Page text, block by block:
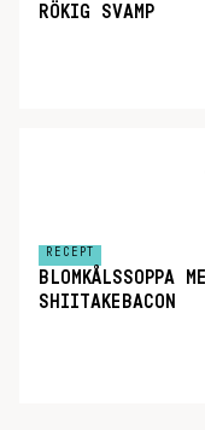
RÖKIG SVAMP
RECEPT
BLOMKÅLSSOPPA
SHIITAKEBACON